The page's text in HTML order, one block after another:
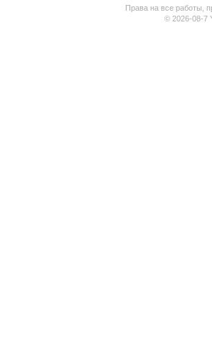
Права на все работы,
© 2026-08-7